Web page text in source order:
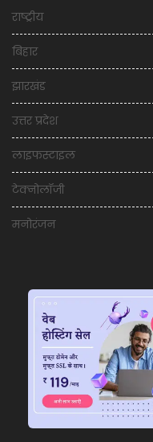
राष्ट्रीय
बिहार
झारखंड
उत्तर प्रदेश
लाइफस्टाइल
टेक्नोलॉजी
मनोरंजन